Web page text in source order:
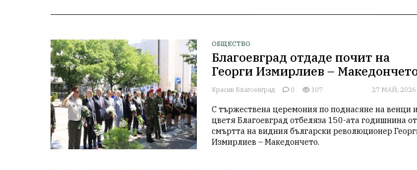
ОБЩЕСТВО
Благоевград отдаде почит на
Георги Измирлиев –
Красив Благоевград 0 107 27 МАЙ, 2026
С тържествена церемония по поднасяне на венци
цветя Благоевград отбеляза 150-ата годишнина от
смъртта на видния български революционер
Измирлиев – Македончето.